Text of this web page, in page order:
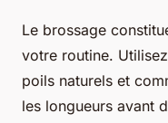
Le brossage
votre routine.
poils naturels et
les longueurs avant